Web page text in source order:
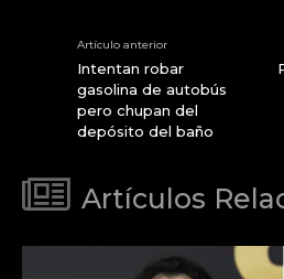
Artículo anterior
Intentan robar
gasolina de autobús
pero chupan del
depósito del baño
Artículos